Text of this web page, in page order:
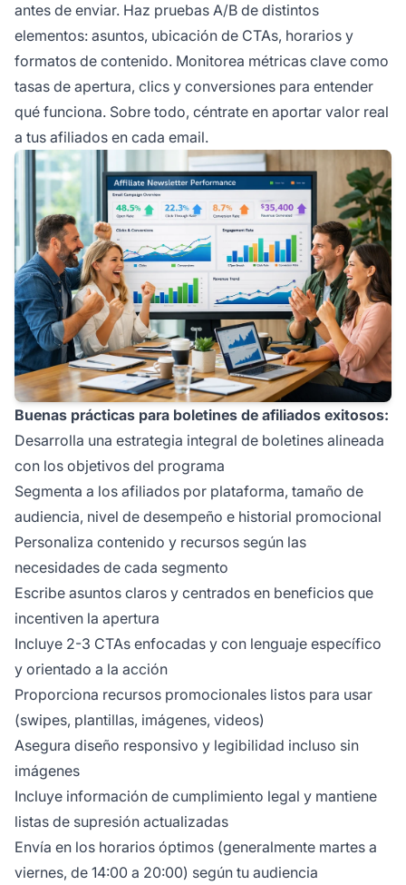
antes de enviar. Haz pruebas A/B de distintos
elementos: asuntos, ubicación de CTAs, horarios y
formatos de contenido. Monitorea métricas clave como
tasas de apertura, clics y conversiones para entender
qué funciona. Sobre todo, céntrate en aportar valor real
a tus afiliados en cada email.
Buenas prácticas para boletines de afiliados exitosos:
Desarrolla una estrategia integral de boletines alineada
con los objetivos del programa
Segmenta a los afiliados por plataforma, tamaño de
audiencia, nivel de desempeño e historial promocional
Personaliza contenido y recursos según las
necesidades de cada segmento
Escribe asuntos claros y centrados en beneficios que
incentiven la apertura
Incluye 2-3 CTAs enfocadas y con lenguaje específico
y orientado a la acción
Proporciona recursos promocionales listos para usar
(swipes, plantillas, imágenes, videos)
Asegura diseño responsivo y legibilidad incluso sin
imágenes
Incluye información de cumplimiento legal y mantiene
listas de supresión actualizadas
Envía en los horarios óptimos (generalmente martes a
viernes, de 14:00 a 20:00) según tu audiencia